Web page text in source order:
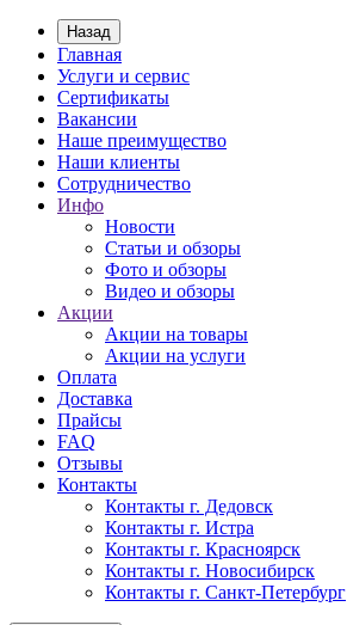
Назад
Главная
Услуги и сервис
Сертификаты
Вакансии
Наше преимущество
Наши клиенты
Сотрудничество
Инфо
Новости
Статьи и обзоры
Фото и обзоры
Видео и обзоры
Акции
Акции на товары
Акции на услуги
Оплата
Доставка
Прайсы
FAQ
Отзывы
Контакты
Контакты г. Дедовск
Контакты г. Истра
Контакты г. Красноярск
Контакты г. Новосибирск
Контакты г. Санкт-Петербург